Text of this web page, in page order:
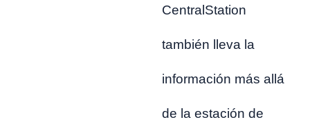
CentralStation
también lleva la
información más allá
de la estación de